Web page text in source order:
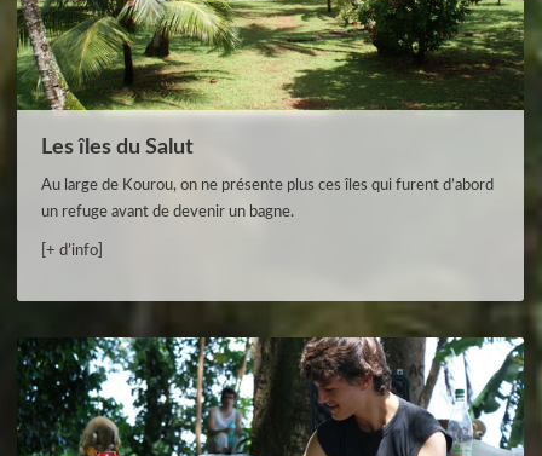
Les îles du Salut
Au large de Kourou, on ne présente plus ces îles qui furent d’abord
un refuge avant de devenir un bagne.
[+ d’info]